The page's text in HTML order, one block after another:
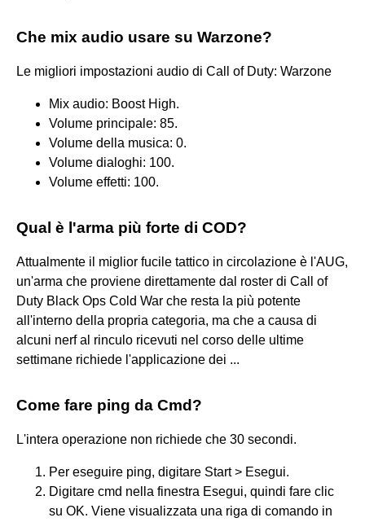
Che mix audio usare su Warzone?
Le migliori impostazioni audio di Call of Duty: Warzone
Mix audio: Boost High.
Volume principale: 85.
Volume della musica: 0.
Volume dialoghi: 100.
Volume effetti: 100.
Qual è l'arma più forte di COD?
Attualmente il miglior fucile tattico in circolazione è l'AUG,
un'arma che proviene direttamente dal roster di Call of
Duty Black Ops Cold War che resta la più potente
all'interno della propria categoria, ma che a causa di
alcuni nerf al rinculo ricevuti nel corso delle ultime
settimane richiede l'applicazione dei ...
Come fare ping da Cmd?
L'intera operazione non richiede che 30 secondi.
Per eseguire ping, digitare Start > Esegui.
Digitare cmd nella finestra Esegui, quindi fare clic
su OK. Viene visualizzata una riga di comando in